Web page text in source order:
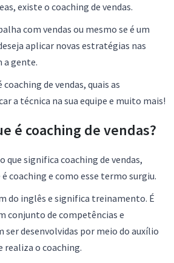
existe o coaching de vendas.
com vendas ou mesmo se é um
aplicar novas estratégias nas
a gente.
de vendas, quais as
a técnica na sua equipe e muito mais!
é coaching de vendas?
que significa coaching de vendas,
coaching e como esse termo surgiu.
do inglês e significa treinamento. É
conjunto de competências e
ser desenvolvidas por meio do auxílio
realiza o coaching.